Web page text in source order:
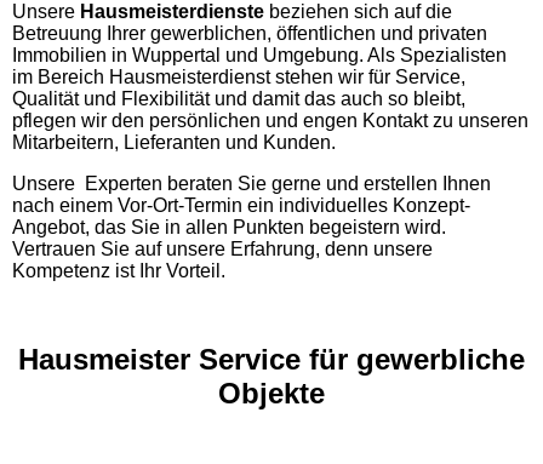
Unsere Hausmeisterdienste beziehen sich auf die
Betreuung Ihrer gewerblichen, öffentlichen und privaten
Immobilien in Wuppertal und Umgebung. Als Spezialisten
im Bereich Hausmeisterdienst stehen wir für Service,
Qualität und Flexibilität und damit das auch so bleibt,
pflegen wir den persönlichen und engen Kontakt zu unseren
Mitarbeitern, Lieferanten und Kunden.
Unsere Experten beraten Sie gerne und erstellen Ihnen
nach einem Vor-Ort-Termin ein individuelles Konzept-
Angebot, das Sie in allen Punkten begeistern wird.
Vertrauen Sie auf unsere Erfahrung, denn unsere
Kompetenz ist Ihr Vorteil.
Hausmeister Service für gewerbliche
Objekte